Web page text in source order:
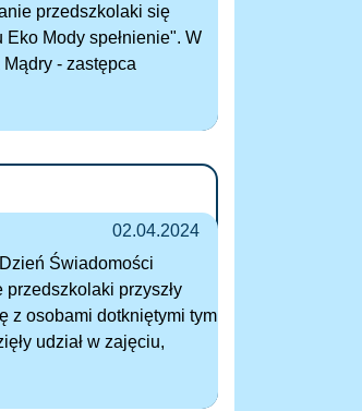
przedszkolaki się
Mody spełnienie". W
- zastępca
02.04.2024
Świadomości
przyszły
z osobami dotkniętymi tym
udział w zajęciu,